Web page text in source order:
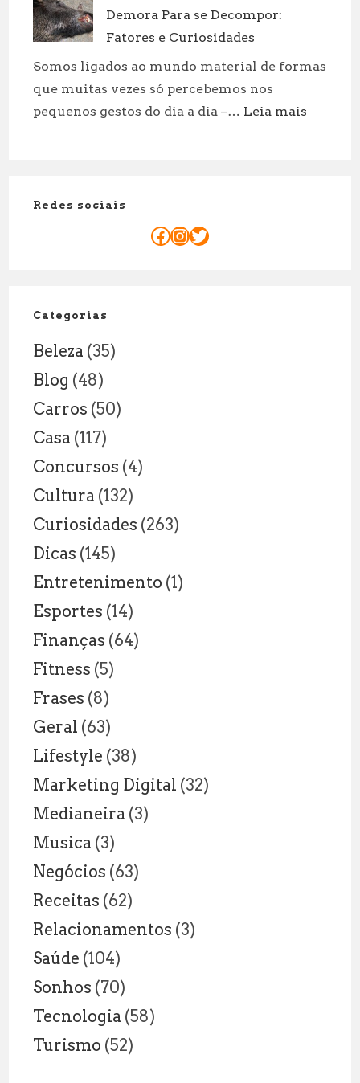
Mandato
do
de
8
Demora Para se Decompor:
Fatores e Curiosidades
Somos ligados ao mundo material de formas
que muitas vezes só percebemos nos
pequenos gestos do dia a dia –… Leia mais
Redes sociais
Facebook
Instagram
Twitter
Categorias
Beleza (35)
Blog (48)
Carros (50)
Casa (117)
Concursos (4)
Cultura (132)
Curiosidades (263)
Dicas (145)
Entretenimento (1)
Esportes (14)
Finanças (64)
Fitness (5)
Frases (8)
Geral (63)
Lifestyle (38)
Marketing Digital (32)
Medianeira (3)
Musica (3)
Negócios (63)
Receitas (62)
Relacionamentos (3)
Saúde (104)
Sonhos (70)
Tecnologia (58)
Turismo (52)